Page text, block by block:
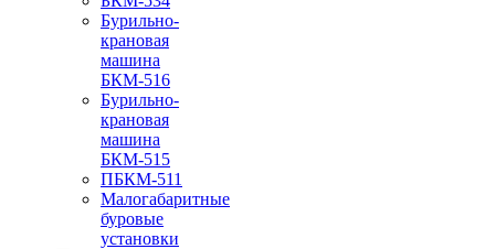
Бурильно-
крановая
машина
БКМ-516
Бурильно-
крановая
машина
БКМ-515
ПБКМ-511
Малогабаритные
буровые
установки